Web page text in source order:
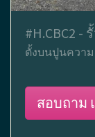
#H.CBC2 -
ตั้งบนปูนความ
สอบถาม